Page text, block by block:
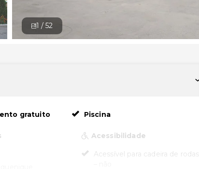
1 /52
gratuito Piscina
Acessibilidade
Acessível para cadeira de rodas